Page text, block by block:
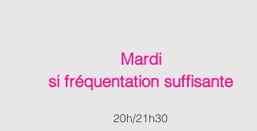
Mardi
si fréquentation suffisante
20h/21h30